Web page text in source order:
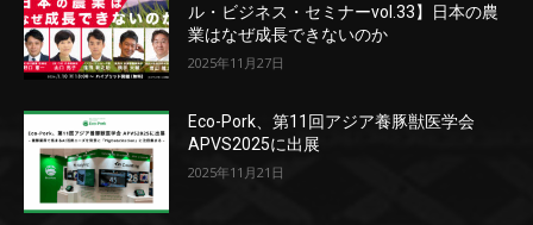
ル・ビジネス・セミナーvol.33】日本の農
業はなぜ成長できないのか
2025年11月27日
Eco-Pork、第11回アジア養豚獣医学会
APVS2025に出展
2025年11月21日